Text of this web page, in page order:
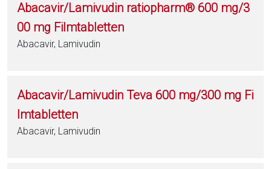
Abacavir/Lamivudin ratiopharm® 600 mg/3
00 mg Filmtabletten
Abacavir, Lamivudin
Abacavir/Lamivudin Teva 600 mg/300 mg Fi
lmtabletten
Abacavir, Lamivudin